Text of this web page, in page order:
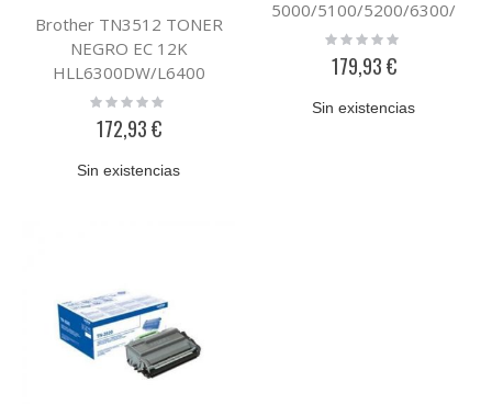
Brother TN3512 TONER
NEGRO EC 12K
HLL6300DW/L6400
Rating:
172,93 €
Sin existencias
5000/5100/5200/6300/
6400
Rating:
179,93 €
Sin existencias